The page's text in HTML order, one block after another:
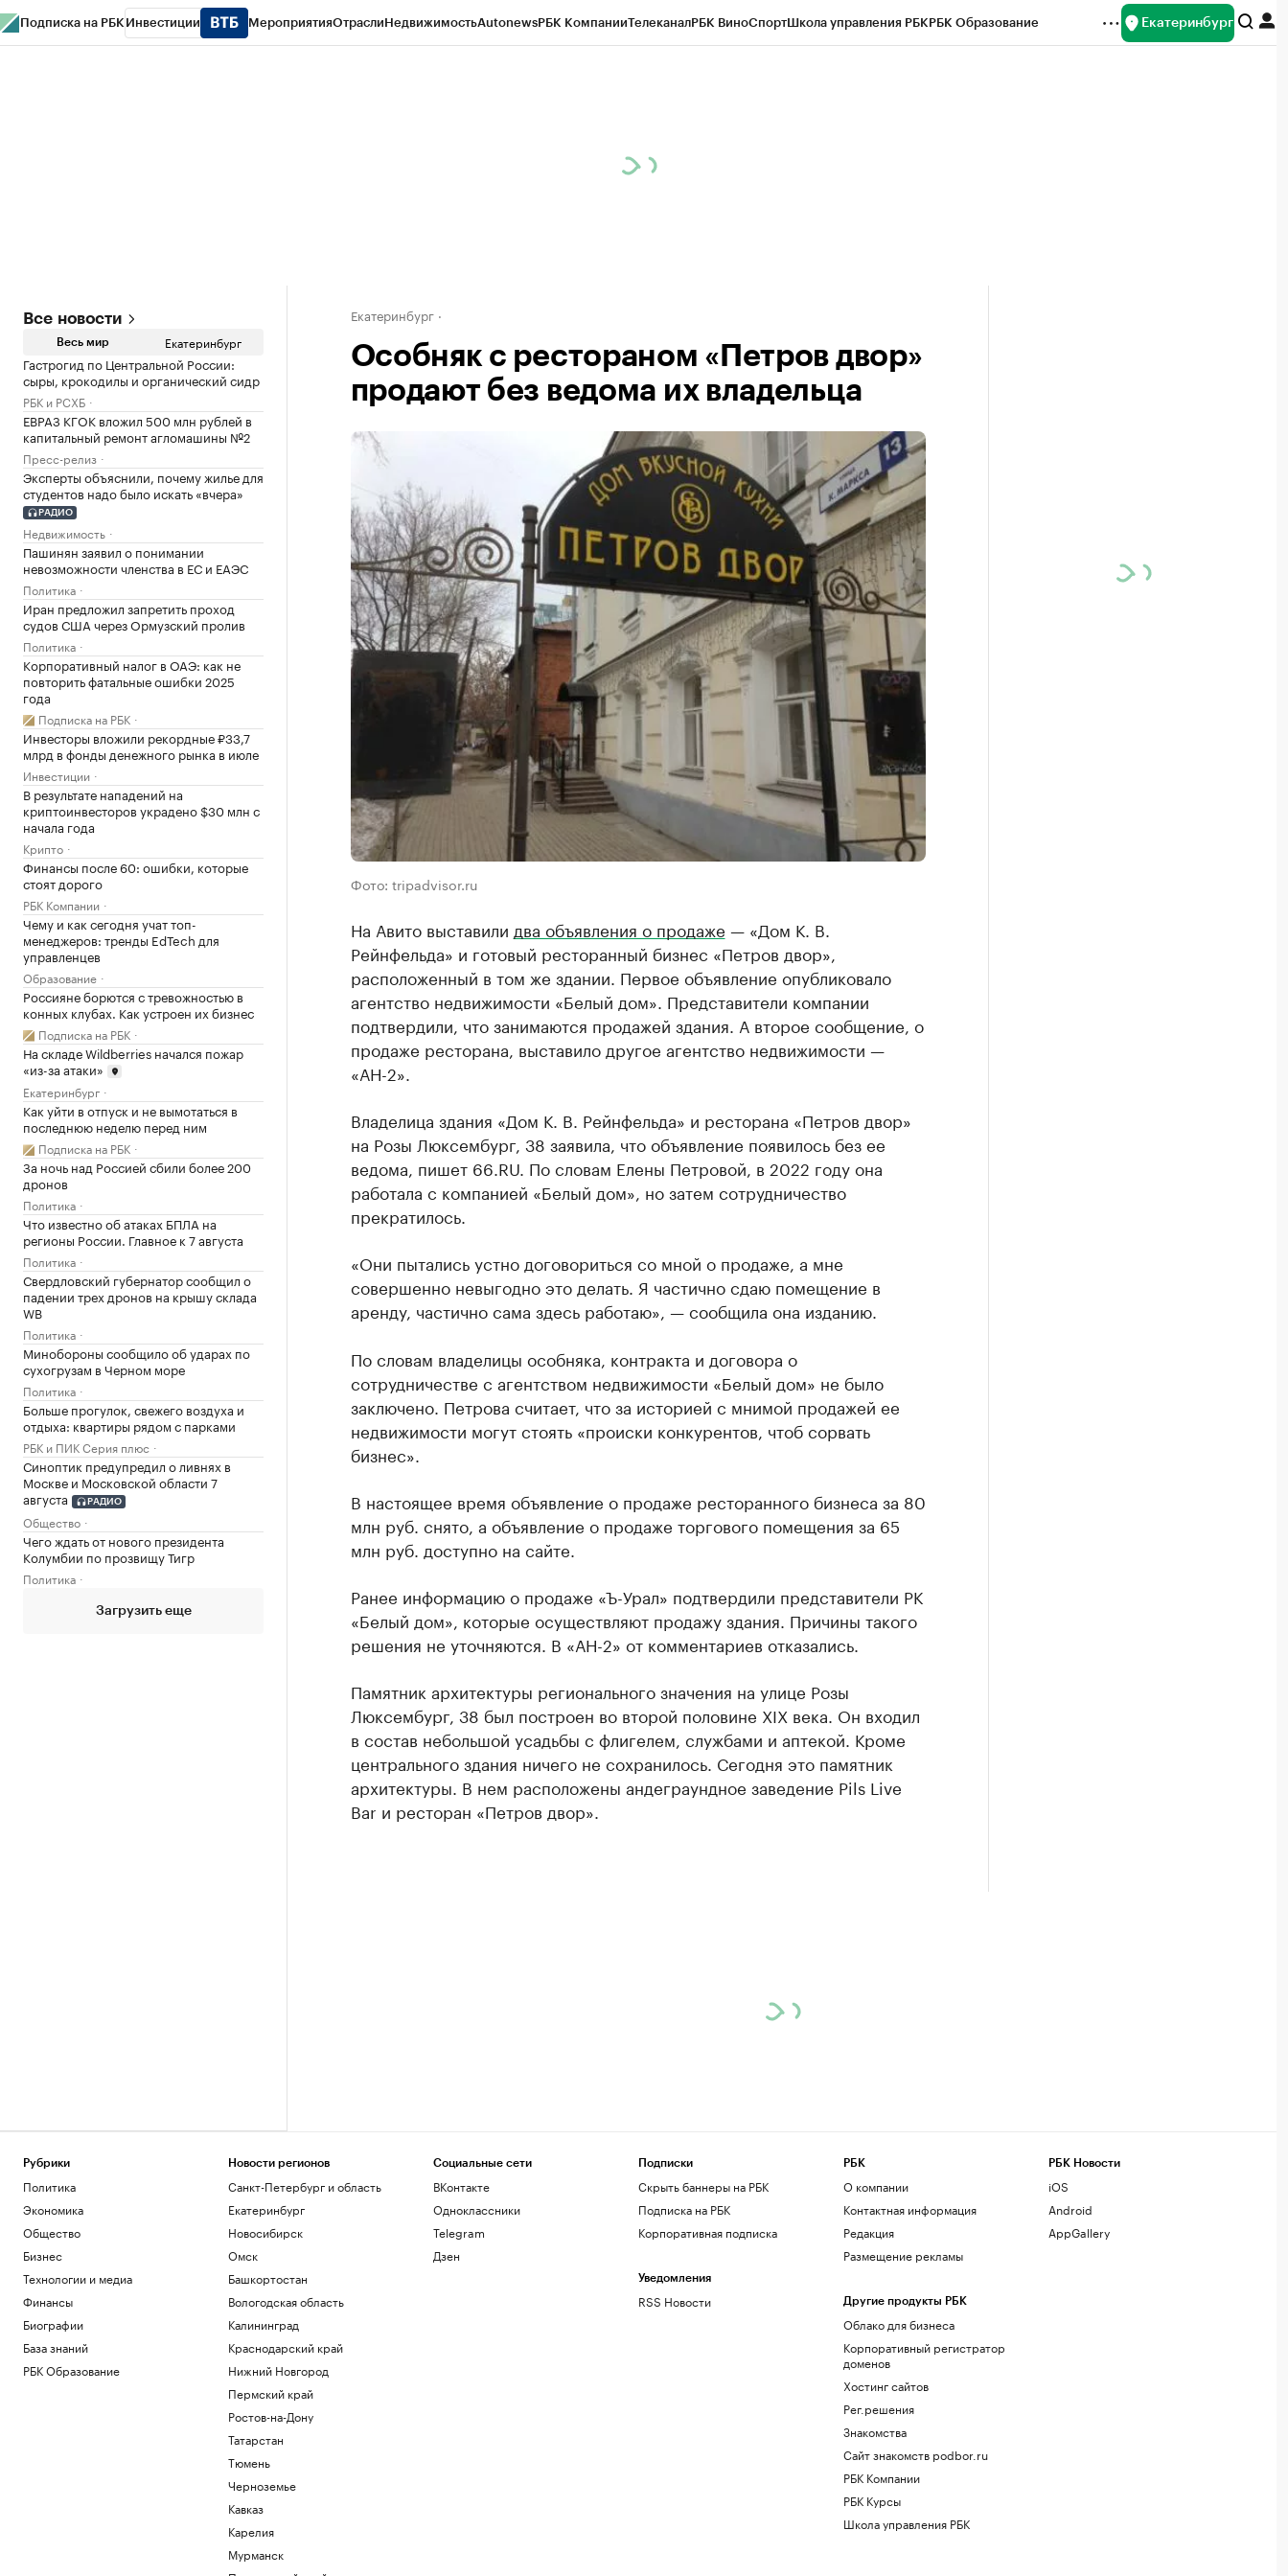
Подписка на РБК Инвестиции МероприятияОтраслиНедвижимостьAutonewsРБК КомпанииТелеканалРБК ВиноСпортШкола управления РБКРБК Образование Екатеринбург
Все новости
Весь мир Екатеринбург
Гастрогид по Центральной России:
сыры, крокодилы и органический сидр
РБК и РСХБ
ЕВРАЗ КГОК вложил 500 млн рублей в
капитальный ремонт агломашины №2
Пресс-релиз
Эксперты объяснили, почему жилье для
студентов надо было искать «вчера»
РАДИО
Недвижимость
Пашинян заявил о понимании
невозможности членства в ЕС и ЕАЭС
Политика
Иран предложил запретить проход
судов США через Ормузский пролив
Политика
Корпоративный налог в ОАЭ: как не
повторить фатальные ошибки 2025
года
Подписка на РБК
Инвесторы вложили рекордные ₽33,7
млрд в фонды денежного рынка в июле
Инвестиции
В результате нападений на
криптоинвесторов украдено $30 млн с
начала года
Крипто
Финансы после 60: ошибки, которые
стоят дорого
РБК Компании
Чему и как сегодня учат топ-
менеджеров: тренды EdTech для
управленцев
Образование
Россияне борются с тревожностью в
конных клубах. Как устроен их бизнес
Подписка на РБК
На складе Wildberries начался пожар
«из-за атаки»
Екатеринбург
Как уйти в отпуск и не вымотаться в
последнюю неделю перед ним
Подписка на РБК
За ночь над Россией сбили более 200
дронов
Политика
Что известно об атаках БПЛА на
регионы России. Главное к 7 августа
Политика
Свердловский губернатор сообщил о
падении трех дронов на крышу склада
WB
Политика
Минобороны сообщило об ударах по
сухогрузам в Черном море
Политика
Больше прогулок, свежего воздуха и
отдыха: квартиры рядом с парками
РБК и ПИК Серия плюс
Синоптик предупредил о ливнях в
Москве и Московской области 7
августа
РАДИО
Общество
Чего ждать от нового президента
Колумбии по прозвищу Тигр
Политика
Загрузить еще
Екатеринбург
Особняк с рестораном «Петров двор»
продают без ведома их владельца
Фото: tripadvisor.ru
На Авито выставили два объявления о продаже — «Дом К. В.
Рейнфельда» и готовый ресторанный бизнес «Петров двор»,
расположенный в том же здании. Первое объявление опубликовало
агентство недвижимости «Белый дом». Представители компании
подтвердили, что занимаются продажей здания. А второе сообщение, о
продаже ресторана, выставило другое агентство недвижимости —
«АН-2».
Владелица здания «Дом К. В. Рейнфельда» и ресторана «Петров двор»
на Розы Люксембург, 38 заявила, что объявление появилось без ее
ведома, пишет 66.RU. По словам Елены Петровой, в 2022 году она
работала с компанией «Белый дом», но затем сотрудничество
прекратилось.
«Они пытались устно договориться со мной о продаже, а мне
совершенно невыгодно это делать. Я частично сдаю помещение в
аренду, частично сама здесь работаю», — сообщила она изданию.
По словам владелицы особняка, контракта и договора о
сотрудничестве с агентством недвижимости «Белый дом» не было
заключено. Петрова считает, что за историей с мнимой продажей ее
недвижимости могут стоять «происки конкурентов, чтоб сорвать
бизнес».
В настоящее время объявление о продаже ресторанного бизнеса за 80
млн руб. снято, а объявление о продаже торгового помещения за 65
млн руб. доступно на сайте.
Ранее информацию о продаже «Ъ-Урал» подтвердили представители РК
«Белый дом», которые осуществляют продажу здания. Причины такого
решения не уточняются. В «АН-2» от комментариев отказались.
Памятник архитектуры регионального значения на улице Розы
Люксембург, 38 был построен во второй половине XIX века. Он входил
в состав небольшой усадьбы с флигелем, службами и аптекой. Кроме
центрального здания ничего не сохранилось. Сегодня это памятник
архитектуры. В нем расположены андеграундное заведение Pils Live
Bar и ресторан «Петров двор».
Рубрики
Политика
Экономика
Общество
Бизнес
Технологии и медиа
Финансы
Биографии
База знаний
РБК Образование
Новости регионов
Санкт-Петербург и область
Екатеринбург
Новосибирск
Омск
Башкортостан
Вологодская область
Калининград
Краснодарский край
Нижний Новгород
Пермский край
Ростов-на-Дону
Татарстан
Тюмень
Черноземье
Кавказ
Карелия
Мурманск
Социальные сети
ВКонтакте
Одноклассники
Telegram
Дзен
Подписки
Скрыть баннеры на РБК
Подписка на РБК
Корпоративная подписка
Уведомления
RSS Новости
РБК
О компании
Контактная информация
Редакция
Размещение рекламы
Другие продукты РБК
Облако для бизнеса
Корпоративный регистратор
доменов
Хостинг сайтов
Рег.решения
Знакомства
Сайт знакомств podbor.ru
РБК Компании
РБК Курсы
Школа управления РБК
РБК Новости
iOS
Android
AppGallery